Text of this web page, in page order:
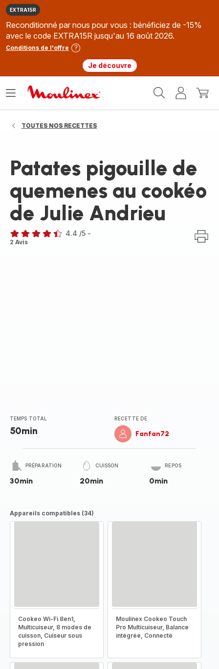
EXTRA15R
Reconditionné par nous pour vous : bénéficiez de -15%
avec le code EXTRA15R jusqu'au 16 août 2026.
Conditions de l'offre
Je découvre
MonMon
Ouvrir
TOUTES NOS RECETTES
Patates pigouille de
quemenes au cookéo
de Julie Andrieu
ratings.4.4
4.4 /5 -
2 Avis
TEMPS TOTAL
50min
RECETTE DE
Fanfan72
PRÉPARATION
30min
CUISSON
20min
REPOS
0min
Appareils compatibles (34)
Cookeo Wi-Fi 8en1,
Multicuiseur, 8 modes de
cuisson, Cuiseur sous
pression
Moulinex Cookeo Touch
Pro Multicuiseur, Balance
intégrée, Connecté